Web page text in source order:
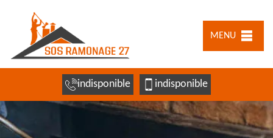
MENU
indisponible indisponible